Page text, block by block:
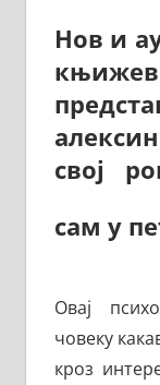
Нов и
свој
сам у
Овај
човеку
кроз